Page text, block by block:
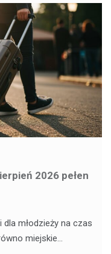
2026 pełen
młodzieży na czas
miejskie…